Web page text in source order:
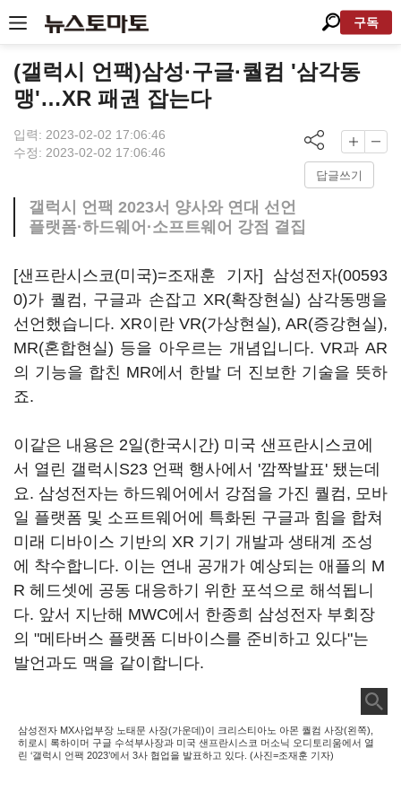
구독
(갤럭시 언팩)삼성·구글·퀄컴 '삼각동
맹'…XR 패권 잡는다
입력: 2023-02-02 17:06:46
수정: 2023-02-02 17:06:46
답글쓰기
갤럭시 언팩 2023서 양사와 연대 선언
플랫폼·하드웨어·소프트웨어 강점 결집
[샌프란시스코(미국)=조재훈 기자] 삼성전자(00593
0)가 퀄컴, 구글과 손잡고 XR(확장현실) 삼각동맹을
선언했습니다. XR이란 VR(가상현실), AR(증강현실),
MR(혼합현실) 등을 아우르는 개념입니다. VR과 AR
의 기능을 합친 MR에서 한발 더 진보한 기술을 뜻하
죠.
이같은 내용은 2일(한국시간) 미국 샌프란시스코에
서 열린 갤럭시S23 언팩 행사에서 '깜짝발표' 됐는데
요. 삼성전자는 하드웨어에서 강점을 가진 퀄컴, 모바
일 플랫폼 및 소프트웨어에 특화된 구글과 힘을 합쳐
미래 디바이스 기반의 XR 기기 개발과 생태계 조성
에 착수합니다. 이는 연내 공개가 예상되는 애플의 M
R 헤드셋에 공동 대응하기 위한 포석으로 해석됩니
다. 앞서 지난해 MWC에서 한종희 삼성전자 부회장
의 "메타버스 플랫폼 디바이스를 준비하고 있다"는
발언과도 맥을 같이합니다.
삼성전자 MX사업부장 노태문 사장(가운데)이 크리스티아노 아몬 퀄컴 사장(왼쪽),
히로시 록하이머 구글 수석부사장과 미국 샌프란시스코 머소닉 오디토리움에서 열
린 ‘갤럭시 언팩 2023’에서 3사 협업을 발표하고 있다. (사진=조재훈 기자)